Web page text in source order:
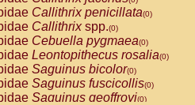
Callithrix penicillata(0)
Callithrixspp.(0)
Cebuella pygmaea(0)
Leontopithecus rosalia(0)
Saguinus bicolor(0)
Saguinus fuscicollis(0)
Saguinus geoffroyi(0)